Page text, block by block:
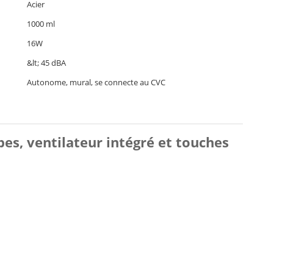
Acier
1000 ml
16W
&lt; 45 dBA
Autonome, mural, se connecte au CVC
ventilateur intégré et touches